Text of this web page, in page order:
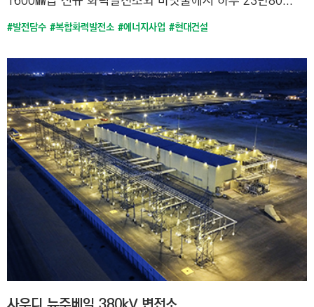
#발전담수 #복합화력발전소 #에너지사업 #현대건설